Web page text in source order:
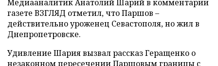
Медиааналитик Анатолий Шарий в комментарии
газете ВЗГЛЯД отметил, что Паршов –
действительно уроженец Севастополя, но жил в
Днепропетровске.
Удивление Шария вызвал рассказ Геращенко о
незаконном пересечении Паршовым границы с